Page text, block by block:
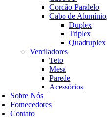
Cordão Paralelo
Cabo de Alumínio
Duplex
Triplex
Quadruplex
Ventiladores
Teto
Mesa
Parede
Acessórios
Sobre Nós
Fornecedores
Contato